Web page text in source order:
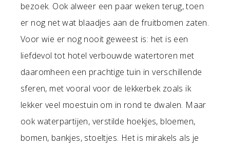
bezoek. Ook alweer een paar weken terug, toen
er nog net wat blaadjes aan de fruitbomen zaten.
Voor wie er nog nooit geweest is: het is een
liefdevol tot hotel verbouwde watertoren met
daaromheen een prachtige tuin in verschillende
sferen, met vooral voor de lekkerbek zoals ik
lekker veel moestuin om in rond te dwalen. Maar
ook waterpartijen, verstilde hoekjes, bloemen,
bomen, bankjes, stoeltjes. Het is mirakels als je